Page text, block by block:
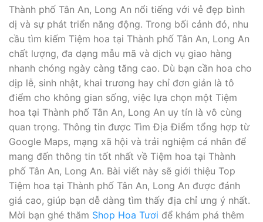
Thành phố Tân An, Long An nổi tiếng với vẻ đẹp bình
dị và sự phát triển năng động. Trong bối cảnh đó, nhu
cầu tìm kiếm Tiệm hoa tại Thành phố Tân An, Long An
chất lượng, đa dạng mẫu mã và dịch vụ giao hàng
nhanh chóng ngày càng tăng cao. Dù bạn cần hoa cho
dịp lễ, sinh nhật, khai trương hay chỉ đơn giản là tô
điểm cho không gian sống, việc lựa chọn một Tiệm
hoa tại Thành phố Tân An, Long An uy tín là vô cùng
quan trọng. Thông tin được Tìm Địa Điểm tổng hợp từ
Google Maps, mạng xã hội và trải nghiệm cá nhân để
mang đến thông tin tốt nhất về Tiệm hoa tại Thành
phố Tân An, Long An. Bài viết này sẽ giới thiệu Top
Tiệm hoa tại Thành phố Tân An, Long An được đánh
giá cao, giúp bạn dễ dàng tìm thấy địa chỉ ưng ý nhất.
Mời bạn ghé thăm Shop Hoa Tươi để khám phá thêm